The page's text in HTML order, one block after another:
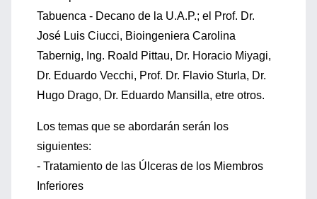
Tabuenca - Decano de la U.A.P.; el Prof. Dr.
José Luis Ciucci, Bioingeniera Carolina
Tabernig, Ing. Roald Pittau, Dr. Horacio Miyagi,
Dr. Eduardo Vecchi, Prof. Dr. Flavio Sturla, Dr.
Hugo Drago, Dr. Eduardo Mansilla, etre otros.
Los temas que se abordarán serán los
siguientes:
- Tratamiento de las Úlceras de los Miembros
Inferiores